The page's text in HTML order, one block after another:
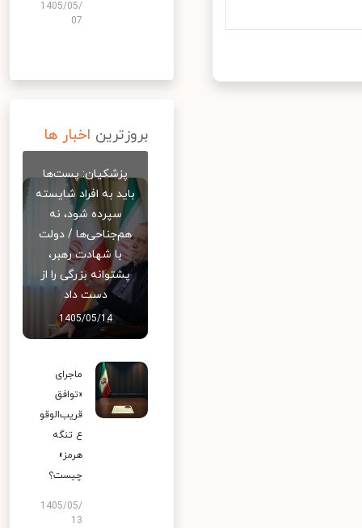
1405/05/
07
بروزترین اخبار ها
پزشکیان: پست‌ها
باید به افراد شایسته
سپرده شود، نه
هم‌جناحی‌ها / دولت
با شهادت رهبر،
پشتوانه بزرگی را از
دست داد
1405/05/14
ماجرای
«توافق
قریب‌الوقو
ع تنگه
هرمز»
چیست؟
1405/05/
13